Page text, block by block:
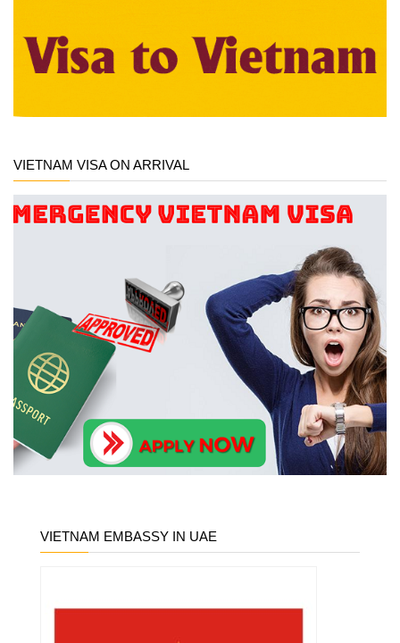
VIETNAM VISA ON ARRIVAL
VIETNAM EMBASSY IN UAE